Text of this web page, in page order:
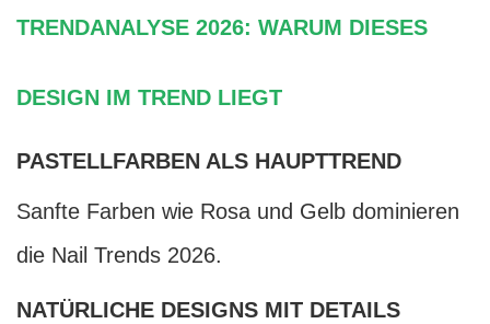
TRENDANALYSE 2026: WARUM DIESES
DESIGN IM TREND LIEGT
PASTELLFARBEN ALS HAUPTTREND
Sanfte Farben wie Rosa und Gelb dominieren
die Nail Trends 2026.
NATÜRLICHE DESIGNS MIT DETAILS